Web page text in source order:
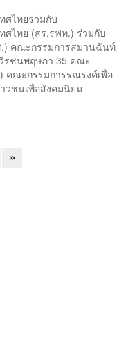
ศไทยร่วมกับ
ศไทย (สร.รฟท.) ร่วมกับ
คณะกรรมการสมานฉันท์
รชนพฤษภา 35 คณะ
คณะกรรมการรณรงค์เพื่อ
วชนเพื่อสังคมนิยม
»